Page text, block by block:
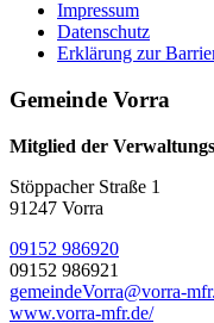
Impressum
Datenschutz
Erklärung zur
Gemeinde Vorra
Mitglied der
Stöppacher Straße 1
91247 Vorra
09152 986920
09152 986921
gemeindeVorra@vorra-
www.vorra-mfr.de/